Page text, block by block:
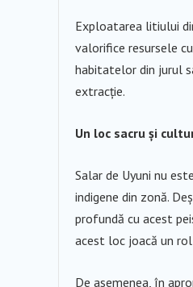
Exploatarea litiului
valorifice resursele
habitatelor din jurul
extracție.
Un loc sacru și
Salar de Uyuni nu
indigene din zonă.
profundă cu acest
acest loc joacă un
De asemenea, în